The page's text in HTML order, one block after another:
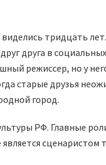
виделись тридцать
друга в социальных
режиссер, но у
старые друзья
город.
РФ. Главные
сценаристом